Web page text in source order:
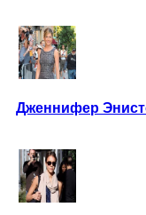
Дженнифер